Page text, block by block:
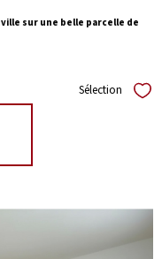
sur une belle parcelle de
Sélection